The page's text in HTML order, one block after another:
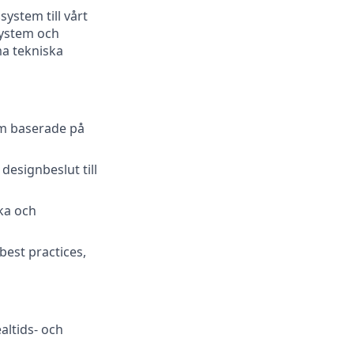
till vårt
och
tekniska
baserade på
till
och
practices,
och